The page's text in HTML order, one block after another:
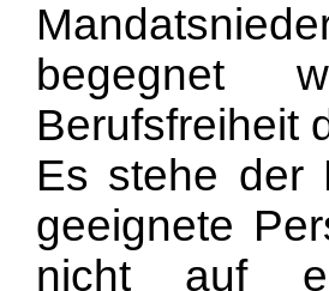
begegnet
Berufsfreiheit
Es stehe der
geeignete
nicht auf